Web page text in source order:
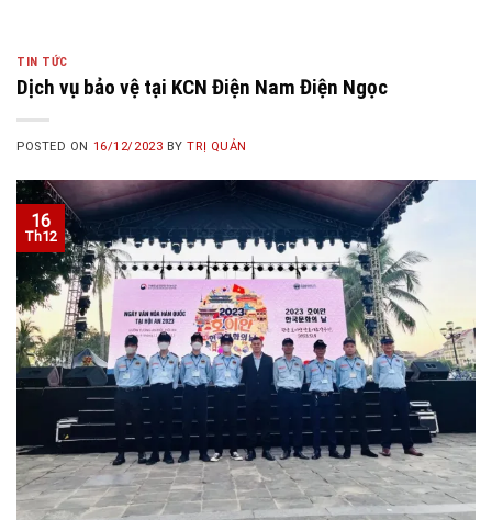
TIN TỨC
Dịch vụ bảo vệ tại KCN Điện Nam Điện Ngọc
POSTED ON 16/12/2023 BYTRỊ QUẢN
16
Th12